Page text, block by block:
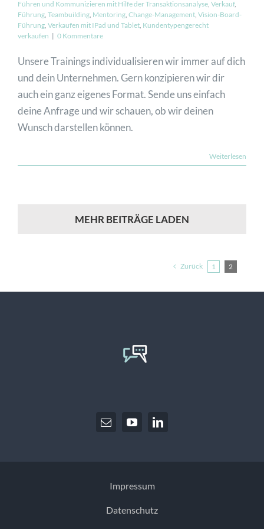
JETZT ANFRAGEN
Führen und Kommunizieren mit Hilfe der Transaktionsanalyse, Verkauf,
Führung, Teambuilding, Mentoring, Change-Management, Vision-Board-
Führung, Verkaufen mit IPad und Tablet, Kundentypengerecht
verkaufen | 0 Kommentare
Unsere Trainings individualisieren wir immer auf dich
und dein Unternehmen. Gern konzipieren wir dir
auch ein ganz eigenes Format. Sende uns einfach
deine Anfrage und wir schauen, ob wir deinen
Wunsch darstellen können.
Weiterlesen
MEHR BEITRÄGE LADEN
Zurück 1 2
Impressum
Datenschutz